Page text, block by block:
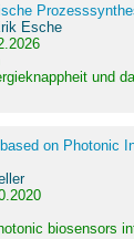
Esche
und
on Photonic
biosensors